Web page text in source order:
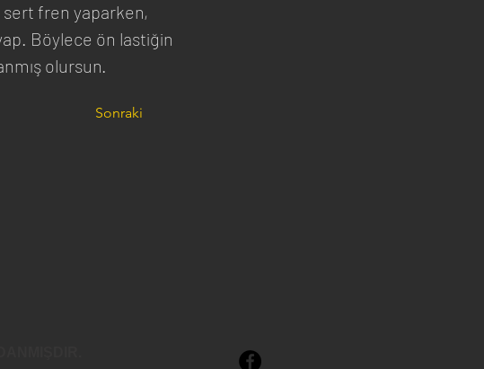
sert fren yaparken,
Böylece ön lastiğin
olursun.
Sonraki